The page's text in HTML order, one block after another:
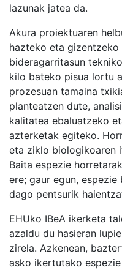
lazunak jatea da.
Akura proiektuaren
hazteko eta
bideragarritasun
kilo bateko pisua lortu
prozesuan tamaina
planteatzen dute,
kalitatea ebaluatzeko
azterketak egiteko.
eta ziklo biologikoaren
Baita espezie
ere; gaur egun,
dago pentsurik
EHUko IBeA ikerketa
azaldu du hasieran
zirela. Azkenean,
asko ikertutako